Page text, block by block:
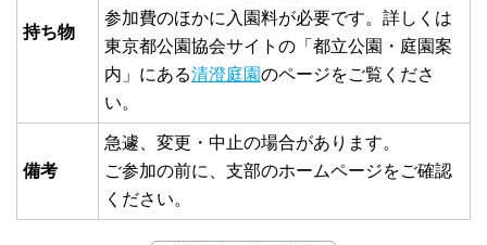
持ち物
参加費のほかに入園料が必要です。詳しくは
東京都公園協会サイトの「都立公園・庭園案
内」にある清澄庭園のページをご覧くださ
い。
備考
急遽、変更・中止の場合があります。
ご参加の前に、支部のホームページをご確認
ください。